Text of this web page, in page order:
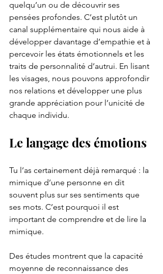
quelqu’un ou de découvrir ses
pensées profondes. C’est plutôt un
canal supplémentaire qui nous aide à
développer davantage d’empathie et à
percevoir les états émotionnels et les
traits de personnalité d’autrui. En lisant
les visages, nous pouvons approfondir
nos relations et développer une plus
grande appréciation pour l’unicité de
chaque individu.
Le langage des émotions
Tu l’as certainement déjà remarqué : la
mimique d’une personne en dit
souvent plus sur ses sentiments que
ses mots. C’est pourquoi il est
important de comprendre et de lire la
mimique.
Des études montrent que la capacité
moyenne de reconnaissance des